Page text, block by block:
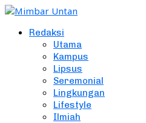
Redaksi
Utama
Kampus
Lipsus
Seremonial
Lingkungan
Lifestyle
Ilmiah